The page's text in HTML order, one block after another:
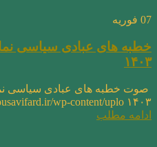
07 فوریه
۱۴۰۳
۱۴۰۳ https://mousavifard.ir/wp-content/uplo...
ادامه مطلب